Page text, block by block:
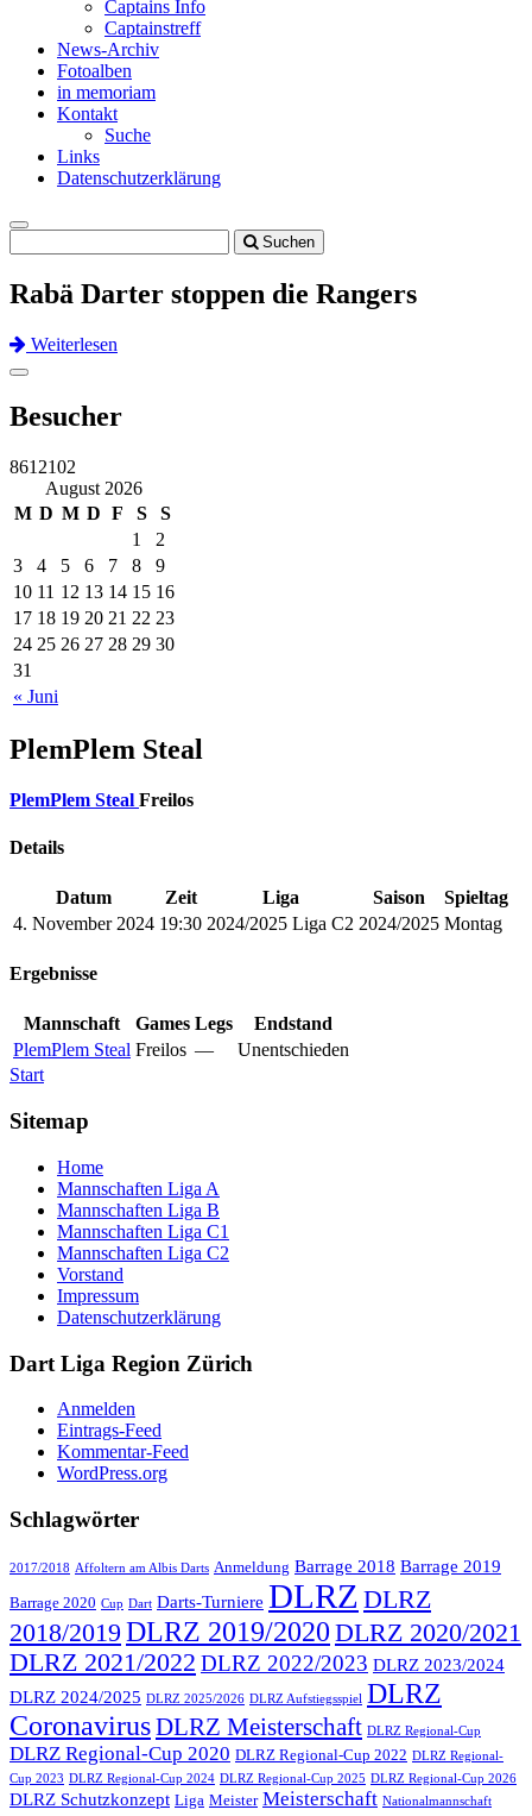
Captains Info
Captainstreff
News-Archiv
Fotoalben
in memoriam
Kontakt
Suche
Links
Datenschutzerklärung
Toggle
navigation
Suchen
Rabä Darter stoppen die Rangers
Weiterlesen
Previous
Next
Toggle
Besucher
8612102
August 2026
M D M D F S S
« Juni
1
2
3
4 5 6 7 8
9
10 11 12 13 14 15 16
17 18 19 20 21 22 23
24 25 26 27 28 29 30
31
PlemPlem Steal
PlemPlem Steal Freilos
Details
Datum Zeit Liga Saison
Spieltag
4. November 2024 19:30 2024/2025 Liga C2 2024/2025 Montag
Ergebnisse
Mannschaft Games Legs
Endstand
PlemPlem Steal Freilos —
Unentschieden
Start
Sitemap
Home
Mannschaften Liga A
Mannschaften Liga B
Mannschaften Liga C1
Mannschaften Liga C2
Vorstand
Impressum
Datenschutzerklärung
Dart Liga Region Zürich
Anmelden
Eintrags-Feed
Kommentar-Feed
WordPress.org
Schlagwörter
2017/2018 Affoltern am Albis Darts Anmeldung Barrage 2018 Barrage 2019
Barrage 2020 Cup Dart Darts-Turniere DLRZ DLRZ
2018/2019 DLRZ 2019/2020 DLRZ 2020/2021
DLRZ 2021/2022 DLRZ 2022/2023 DLRZ 2023/2024
DLRZ 2024/2025 DLRZ 2025/2026 DLRZ Aufstiegsspiel DLRZ
CoronavirusDLRZ Meisterschaft DLRZ Regional-Cup
DLRZ Regional-Cup 2020 DLRZ Regional-Cup 2022 DLRZ Regional-
Cup 2023 DLRZ Regional-Cup 2024 DLRZ Regional-Cup 2025 DLRZ Regional-Cup 2026
DLRZ Schutzkonzept Liga Meister Meisterschaft Nationalmannschaft